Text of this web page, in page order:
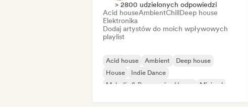
> 2800 udzielonych odpowiedzi
Acid houseAmbientChillDeep house
Elektronika
Dodaj artystów do moich wpływowych
playlist
Acid house Ambient
Deep house
House
Indie Dance
Melodic & Progressive House
Minimal